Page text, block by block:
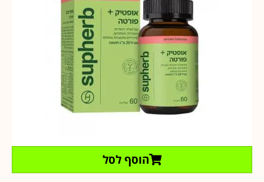
הוסף לסל